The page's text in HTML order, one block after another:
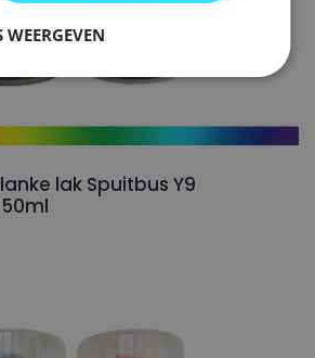
lak Spuitbus Y9
WEERGEVEN